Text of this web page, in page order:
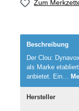
Zum
Beschreibung
Der Clou:
als Marke
anbietet. Ein…
Hersteller